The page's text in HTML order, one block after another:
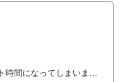
時間になってしまいまし